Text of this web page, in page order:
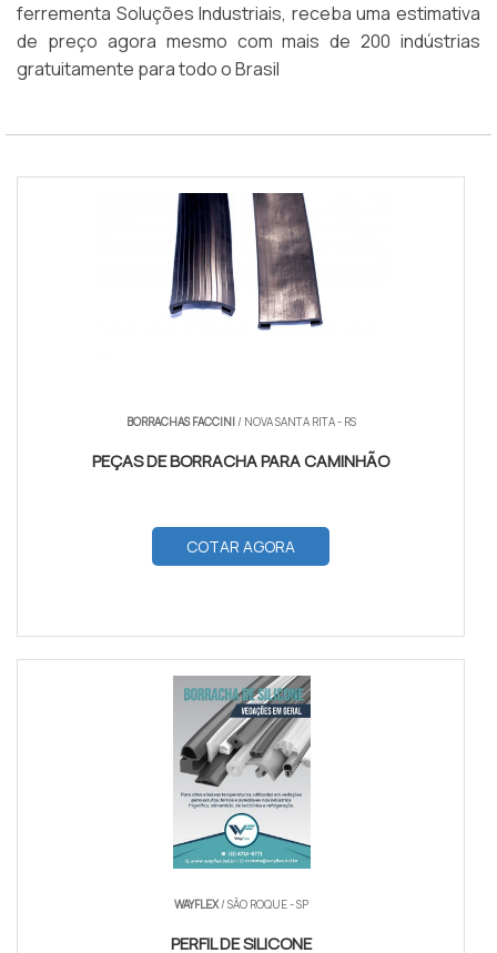
ferrementa Soluções Industriais, receba uma estimativa
de preço agora mesmo com mais de 200 indústrias
gratuitamente para todo o Brasil
BORRACHAS FACCINI/ NOVA SANTA RITA - RS
PEÇAS DE BORRACHA PARA CAMINHÃO
COTAR AGORA
WAYFLEX/ SÃO ROQUE - SP
PERFIL DE SILICONE